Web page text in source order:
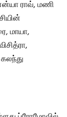
ராவ், மணி
மாயா,